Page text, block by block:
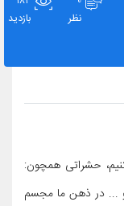
نظر
بازدید
حشراتی همچون:
... در ذهن ما مجسم